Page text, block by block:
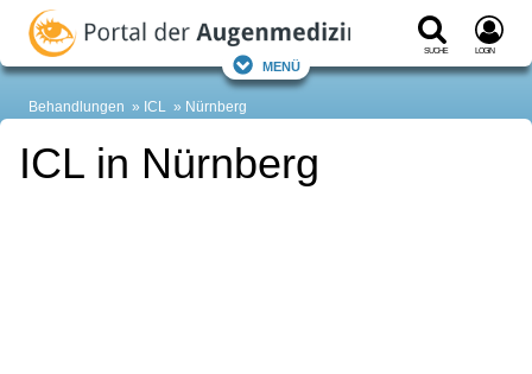
Suche Login
Menü
Behandlungen ICL Nürnberg
ICL in Nürnberg